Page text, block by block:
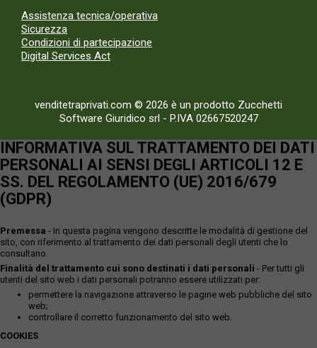
Assistenza tecnica/operativa
Sicurezza
Condizioni di partecipazione
Digital Services Act
venditetraprivati.com © 2026 è un prodotto Zucchetti
Software Giuridico srl - P.IVA 02667520247
INFORMATIVA SUL TRATTAMENTO DEI DATI
PERSONALI AI SENSI DEGLI ARTICOLI 12 E
SS. DEL REGOLAMENTO (UE) 2016/679
(GDPR)
Premessa - In questa pagina vengono descritte le modalità di gestione del
sito, con riferimento al trattamento dei dati personali degli utenti che lo
consultano.
Finalità del trattamento cui sono destinati i dati personali - Per tutti gli
utenti del sito web i dati personali potranno essere utilizzati per:
permettere la navigazione attraverso le pagine web pubbliche del sito
web;
controllare il corretto funzionamento del sito web.
COOKIES